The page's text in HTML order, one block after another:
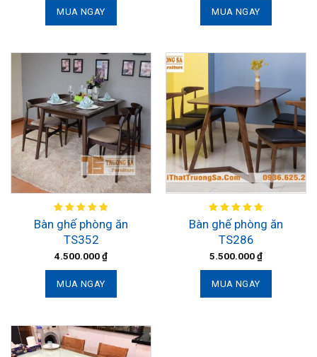
MUA NGAY MUA NGAY
Bàn ghế phòng ăn
TS352
4.500.000₫
MUA NGAY
Bàn ghế phòng ăn
TS286
5.500.000₫
MUA NGAY